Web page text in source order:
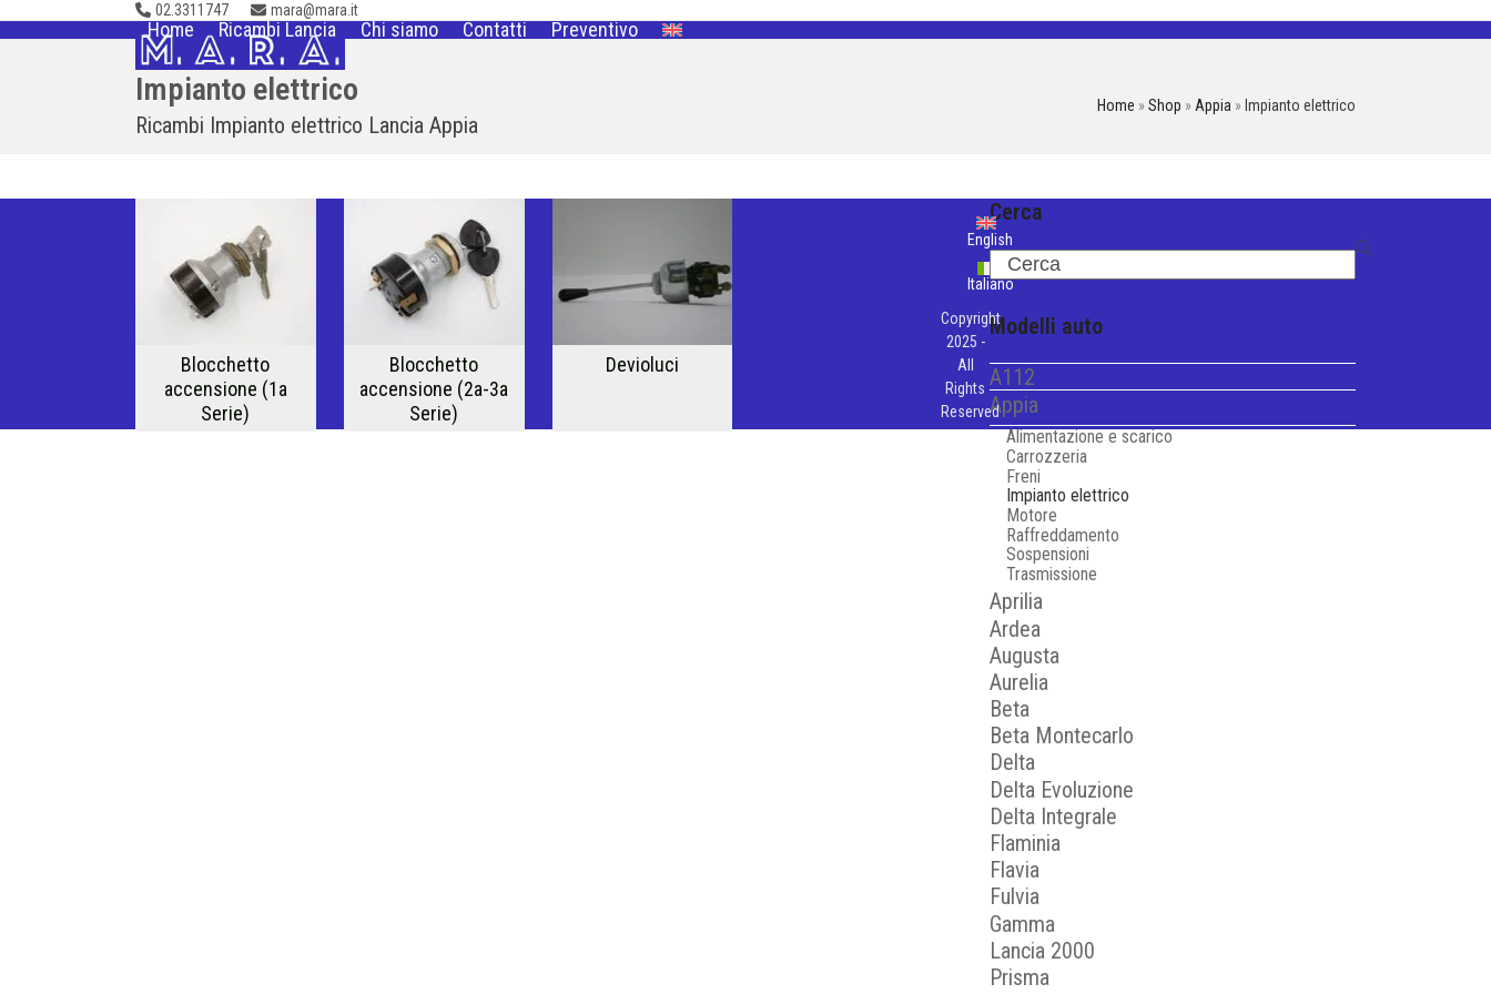
to
02.3311747 mara@mara.it
Home Ricambi Lancia Chi siamo Contatti Preventivo
Impianto elettrico
Ricambi Impianto elettrico Lancia Appia
Home » Shop » Appia » Impianto elettrico
Blocchetto
accensione (1a
Serie)
Blocchetto
accensione (2a-3a
Serie)
Devioluci
Cerca
Search
Modelli auto
A112
Appia
Alimentazione e scarico
Carrozzeria
Freni
Impianto elettrico
Motore
Raffreddamento
Sospensioni
Trasmissione
Aprilia
Ardea
Augusta
Aurelia
Beta
Beta Montecarlo
Delta
Delta Evoluzione
Delta Integrale
Flaminia
Flavia
Fulvia
Gamma
Lancia 2000
Prisma
English
Italiano
Copyright
2025 -
All
Rights
Reserved